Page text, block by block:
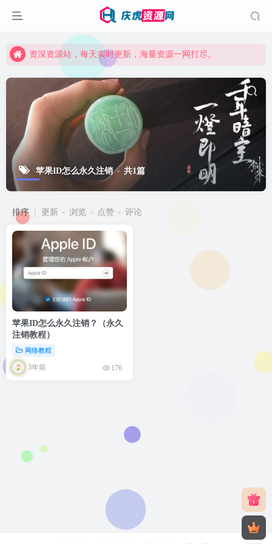
资深资源站，每天实时更新，海量资源一网打尽。
【启明网】找项目 + 低成本创业 + 减少信息差 + 见识各种项目 + 提升网创认知。
资深资源站，每天实时更新，海量资源一网打尽。
【启明网】找项目 + 低成本创业 + 减少信息差 + 见识各种项目 + 提升网创认知。
苹果ID怎么永久注销 共1篇
排序 更新 浏览 点赞 评论
苹果ID怎么永久注销？（永久
注销教程）
网络教程
3年前 176